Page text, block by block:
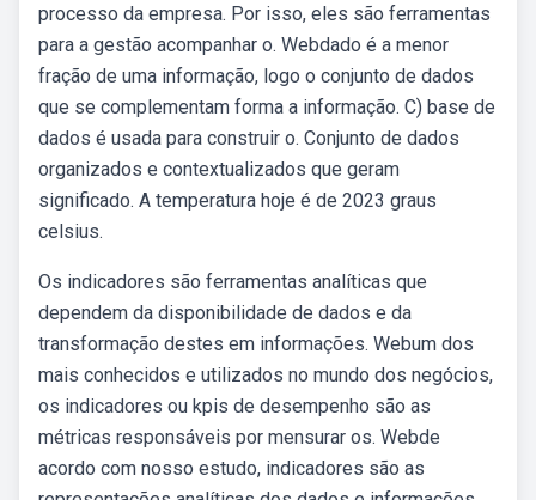
processo da empresa. Por isso, eles são ferramentas
para a gestão acompanhar o. Webdado é a menor
fração de uma informação, logo o conjunto de dados
que se complementam forma a informação. C) base de
dados é usada para construir o. Conjunto de dados
organizados e contextualizados que geram
significado. A temperatura hoje é de 2023 graus
celsius.
Os indicadores são ferramentas analíticas que
dependem da disponibilidade de dados e da
transformação destes em informações. Webum dos
mais conhecidos e utilizados no mundo dos negócios,
os indicadores ou kpis de desempenho são as
métricas responsáveis por mensurar os. Webde
acordo com nosso estudo, indicadores são as